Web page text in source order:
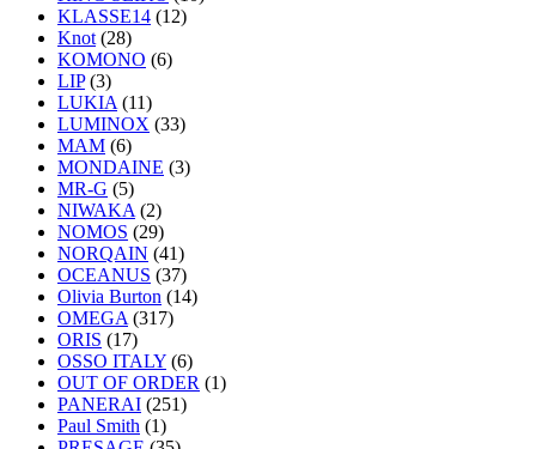
KLASSE14 (12)
Knot (28)
KOMONO (6)
LIP(3)
LUKIA (11)
LUMINOX (33)
MAM (6)
MONDAINE (3)
MR-G (5)
NIWAKA (2)
NOMOS (29)
NORQAIN (41)
OCEANUS (37)
Olivia Burton (14)
OMEGA (317)
ORIS (17)
OSSO ITALY (6)
OUT OF ORDER (1)
PANERAI (251)
Paul Smith (1)